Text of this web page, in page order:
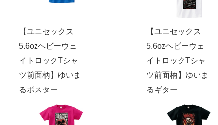
【ユニセックス
5.6ozヘビーウェ
イトロックTシャ
ツ前面柄】ゆいま
るポスター
【ユニセックス
5.6ozヘビーウェ
イトロックTシャ
ツ前面柄】ゆいま
るギター